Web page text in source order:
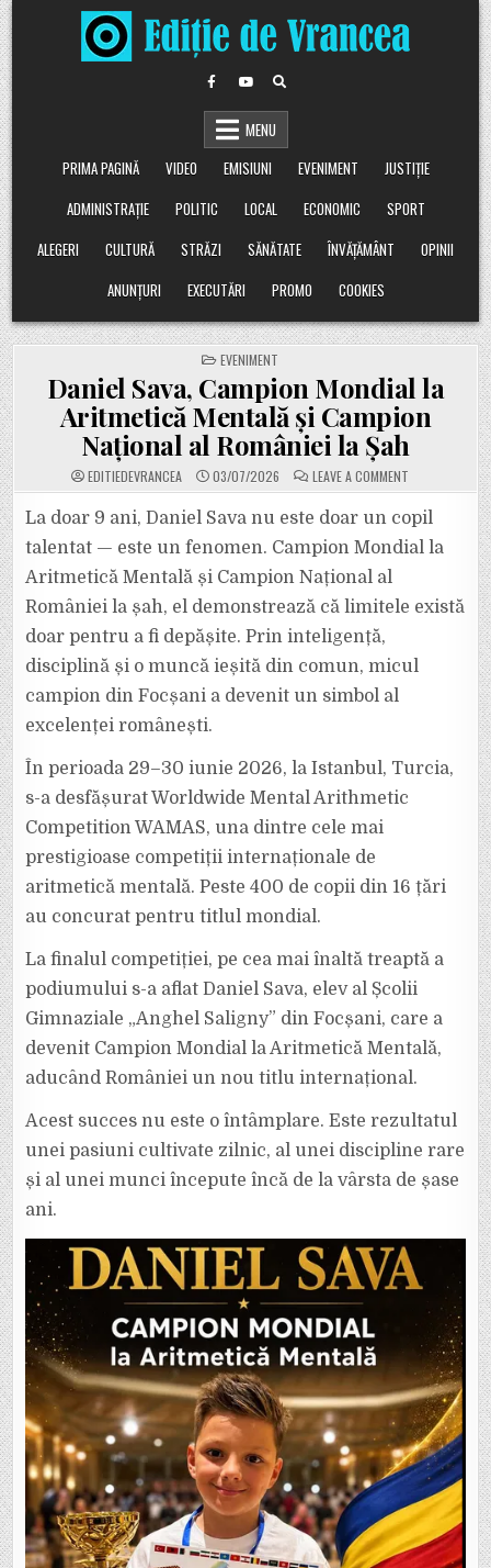
Skip
to
content
MENU
PRIMA PAGINĂ
VIDEO EMISIUNI EVENIMENT
JUSTIȚIE
ADMINISTRAȚIE
POLITIC LOCAL ECONOMIC
SPORT
ALEGERI
CULTURĂ STRĂZI SĂNĂTATE ÎNVĂȚĂMÂNT
OPINII
ANUNȚURI
EXECUTĂRI PROMO COOKIES
POSTED
IN
EVENIMENT
Daniel Sava, Campion Mondial la
Aritmetică Mentală și Campion
Național al României la Șah
EDITIEDEVRANCEA 03/07/2026 LEAVE A COMMENT
DANIEL
CAMPION
MONDIAL
LA
ARITMETICĂ
NAȚIONAL
ȘAH
La doar 9 ani, Daniel Sava nu este doar un copil
talentat — este un fenomen. Campion Mondial la
Aritmetică Mentală și Campion Național al
României la șah, el demonstrează că limitele există
doar pentru a fi depășite. Prin inteligență,
disciplină și o muncă ieșită din comun, micul
campion din Focșani a devenit un simbol al
excelenței românești.
În perioada 29–30 iunie 2026, la Istanbul, Turcia,
s-a desfășurat Worldwide Mental Arithmetic
Competition WAMAS, una dintre cele mai
prestigioase competiții internaționale de
aritmetică mentală. Peste 400 de copii din 16 țări
au concurat pentru titlul mondial.
La finalul competiției, pe cea mai înaltă treaptă a
podiumului s-a aflat Daniel Sava, elev al Școlii
Gimnaziale „Anghel Saligny” din Focșani, care a
devenit Campion Mondial la Aritmetică Mentală,
aducând României un nou titlu internațional.
Acest succes nu este o întâmplare. Este rezultatul
unei pasiuni cultivate zilnic, al unei discipline rare
și al unei munci începute încă de la vârsta de șase
ani.